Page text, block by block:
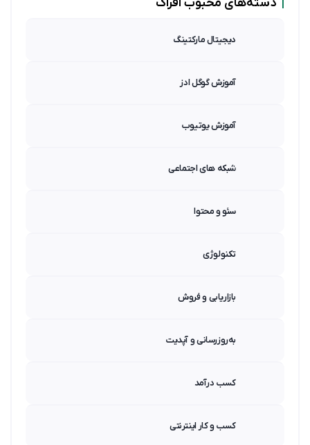
دیجیتال مارکتینگ
آموزش گوگل ادز
آموزش یوتیوب
شبکه های اجتماعی
سئو و محتوا
تکنولوژی
بازاریابی و فروش
به‌روزرسانی و آپدیت
کسب درآمد
کسب و کار اینترنتی